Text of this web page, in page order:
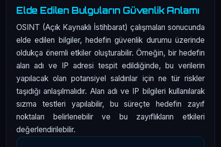
Elde Edilen Bulguların Güvenlik Anlamı
OSINT (Açık Kaynaklı İstihbarat) çalışmaları sonucunda
elde edilen bilgiler, hedefin güvenlik durumu üzerinde
oldukça önemli etkiler oluşturabilir. Örneğin, bir hedefin
alan adı ve IP adresi tespit edildiğinde, bu verilerin
yapılacak olan potansiyel saldırılar için ne tür riskler
taşıdığı anlaşılmalıdır. Alan adı ve IP bilgileri kullanılarak
sızma testleri yapılabilir, bu süreçte hedefin zayıf
noktaları belirlenebilir ve bu zayıflıkların etkileri
değerlendirilebilir.